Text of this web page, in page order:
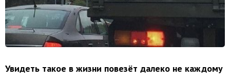
Увидеть такое в жизни повезёт далеко не каждому